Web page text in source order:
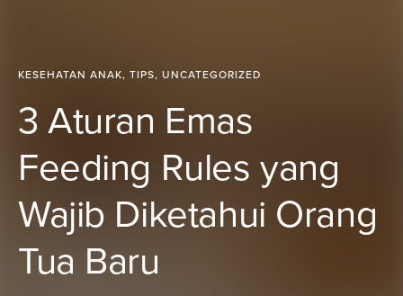
KESEHATAN ANAK, TIPS, UNCATEGORIZED
3 Aturan Emas
Feeding Rules yang
Wajib Diketahui Orang
Tua Baru